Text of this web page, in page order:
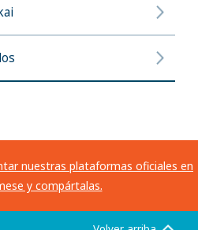
nuestras plataformas oficiales en
y compártalas.